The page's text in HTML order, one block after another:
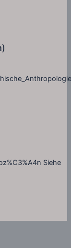
Siehe